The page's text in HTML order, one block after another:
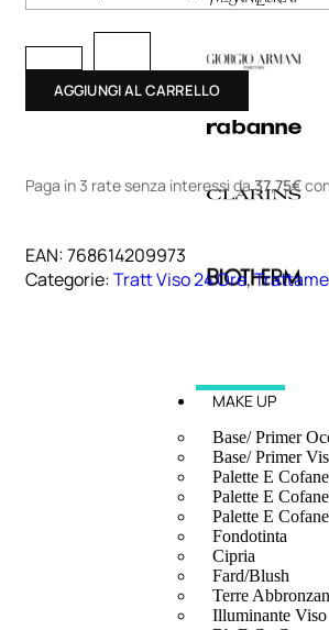
MAKE UP
Base/ Primer
Base/ Primer
Palette E
Palette E
Palette E
Fondotinta
Cipria
Fard/Blush
Terre
Illuminante Viso
AGGIUNGI AL CARRELLO
Paga in 3 rate senza interessi da37,75€
EAN:768614209973
Categorie:Tratt Viso 24 Ore,